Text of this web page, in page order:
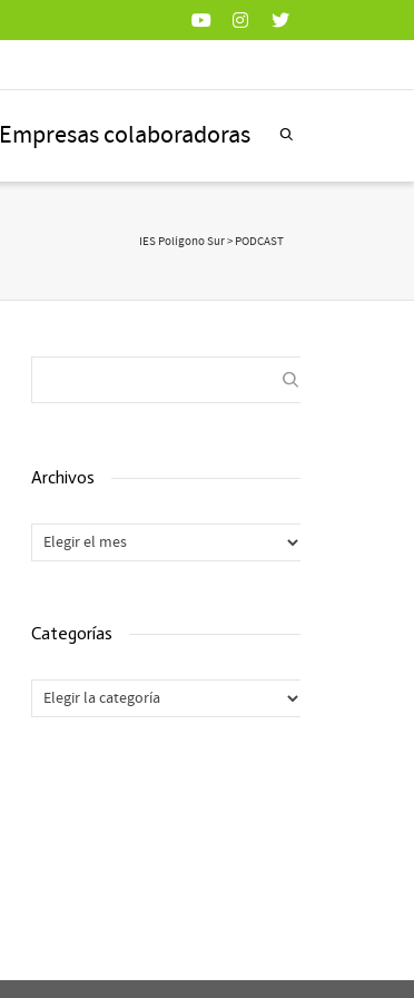
Empresas colaboradoras
IES Polígono Sur> PODCAST
Archivos
Archivos
Categorías
Categorías